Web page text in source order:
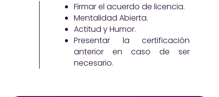
Firmar el acuerdo de licencia.
Mentalidad Abierta.
Actitud y Humor.
Presentar la certificación
anterior en caso de ser
necesario.